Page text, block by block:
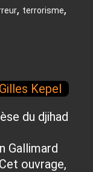
, terrorisme,
du djihad
Gallimard
ouvrage,